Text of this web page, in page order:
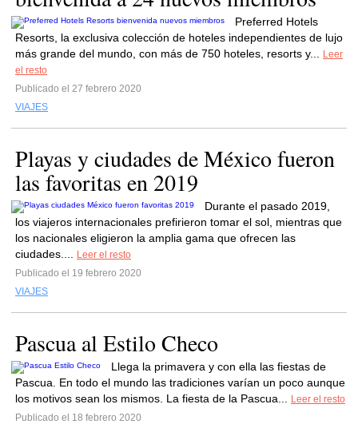
Preferred Hotels
Resorts, la exclusiva colección de hoteles independientes de lujo
más grande del mundo, con más de 750 hoteles, resorts y...
Leer
el resto
Publicado el 27 febrero 2020
VIAJES
Playas y ciudades de México fueron
las favoritas en 2019
Durante el pasado 2019,
los viajeros internacionales prefirieron tomar el sol, mientras que
los nacionales eligieron la amplia gama que ofrecen las
ciudades....
Leer el resto
Publicado el 19 febrero 2020
VIAJES
Pascua al Estilo Checo
Llega la primavera y con ella las fiestas de
Pascua. En todo el mundo las tradiciones varían un poco aunque
los motivos sean los mismos. La fiesta de la Pascua...
Leer el resto
Publicado el 18 febrero 2020